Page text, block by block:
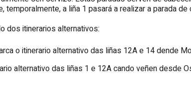
temporalmente, a liña 1 pasará a realizar a parada
dos itinerarios alternativos:
o itinerario alternativo das liñas 12A e 14 dende
alternativo das liñas 1 e 12A cando veñen desde